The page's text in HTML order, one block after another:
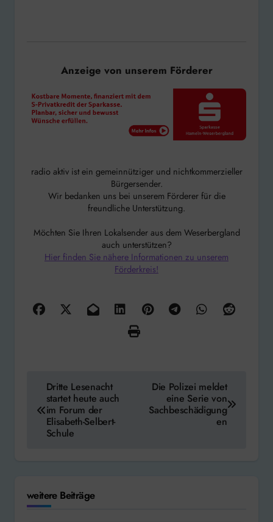
Anzeige von unserem Förderer
radio aktiv ist ein gemeinnütziger und nichtkommerzieller
Bürgersender.
Wir bedanken uns bei unserem Förderer für die
freundliche Unterstützung.
Möchten Sie Ihren Lokalsender aus dem Weserbergland
auch unterstützen?
Hier finden Sie nähere Informationen zu unserem
Förderkreis!
Beitragsnavigation
Dritte Lesenacht
startet heute auch
im Forum der
Elisabeth-Selbert-
Schule
Die Polizei meldet
eine Serie von
Sachbeschädigung
en
weitere Beiträge